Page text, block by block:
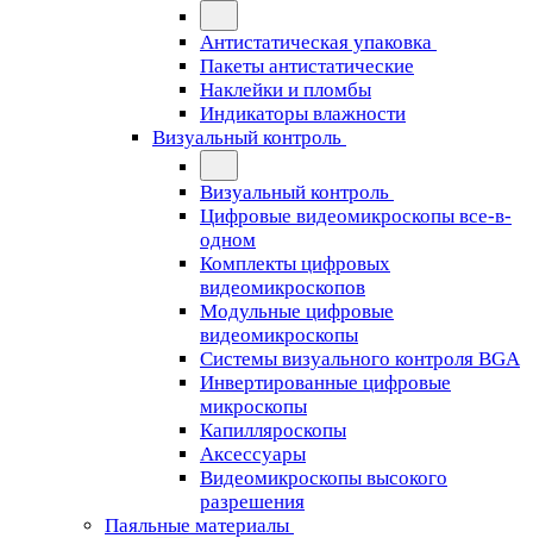
Антистатическая упаковка
Пакеты антистатические
Наклейки и пломбы
Индикаторы влажности
Визуальный контроль
Визуальный контроль
Цифровые видеомикроскопы все-в-
одном
Комплекты цифровых
видеомикроскопов
Модульные цифровые
видеомикроскопы
Cистемы визуального контроля BGA
Инвертированные цифровые
микроскопы
Капилляроскопы
Аксессуары
Видеомикроскопы высокого
разрешения
Паяльные материалы